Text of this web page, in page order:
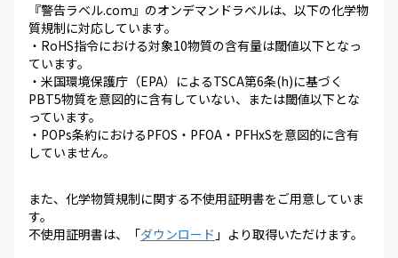
『警告ラベル.com』のオンデマンドラベルは、以下の化学物
質規制に対応しています。
・RoHS指令における対象10物質の含有量は閾値以下となっ
ています。
・米国環境保護庁（EPA）によるTSCA第6条(h)に基づく
PBT5物質を意図的に含有していない、または閾値以下とな
っています。
・POPs条約におけるPFOS・PFOA・PFHxSを意図的に含有
していません。
また、化学物質規制に関する不使用証明書をご用意していま
す。
不使用証明書は、「ダウンロード 」より取得いただけます。